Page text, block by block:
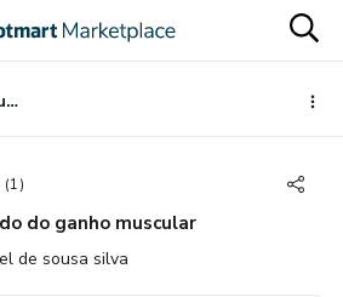
segredo do ganho muscular
(1)
do ganho muscular
de sousa silva